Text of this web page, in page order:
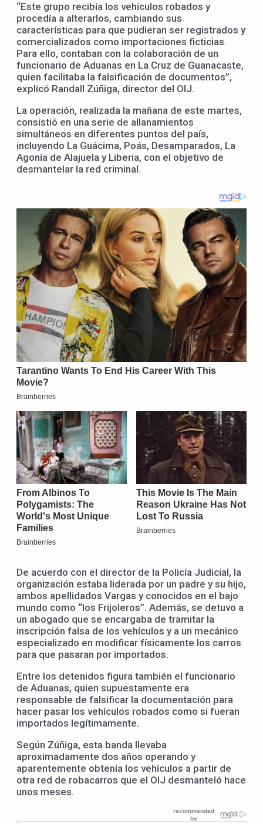
“Este grupo recibía los vehículos robados y
procedía a alterarlos, cambiando sus
características para que pudieran ser registrados y
comercializados como importaciones ficticias.
Para ello, contaban con la colaboración de un
funcionario de Aduanas en La Cruz de Guanacaste,
quien facilitaba la falsificación de documentos”,
explicó Randall Zúñiga, director del OIJ.
La operación, realizada la mañana de este martes,
consistió en una serie de allanamientos
simultáneos en diferentes puntos del país,
incluyendo La Guácima, Poás, Desamparados, La
Agonía de Alajuela y Liberia, con el objetivo de
desmantelar la red criminal.
De acuerdo con el director de la Policía Judicial, la
organización estaba liderada por un padre y su hijo,
ambos apellidados Vargas y conocidos en el bajo
mundo como “los Frijoleros”. Además, se detuvo a
un abogado que se encargaba de tramitar la
inscripción falsa de los vehículos y a un mecánico
especializado en modificar físicamente los carros
para que pasaran por importados.
Entre los detenidos figura también el funcionario
de Aduanas, quien supuestamente era
responsable de falsificar la documentación para
hacer pasar los vehículos robados como si fueran
importados legítimamente.
Según Zúñiga, esta banda llevaba
aproximadamente dos años operando y
aparentemente obtenía los vehículos a partir de
otra red de robacarros que el OIJ desmanteló hace
unos meses.